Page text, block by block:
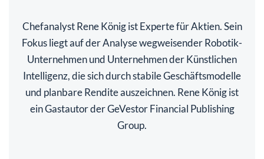
Chefanalyst Rene König ist Experte für Aktien. Sein
Fokus liegt auf der Analyse wegweisender Robotik-
Unternehmen und Unternehmen der Künstlichen
Intelligenz, die sich durch stabile Geschäftsmodelle
und planbare Rendite auszeichnen. Rene König ist
ein Gastautor der GeVestor Financial Publishing
Group.